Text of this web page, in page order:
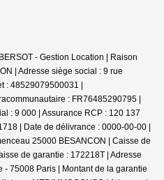
- Gestion Location | Raison
| Adresse siège social : 9 rue
: 48529079500031 |
: FR76485290795 |
: 9 000 | Assurance RCP : 120 137
| Date de délivrance : 0000-00-00 |
25000 BESANCON | Caisse de
de garantie : 172218T | Adresse
75008 Paris | Montant de la garantie